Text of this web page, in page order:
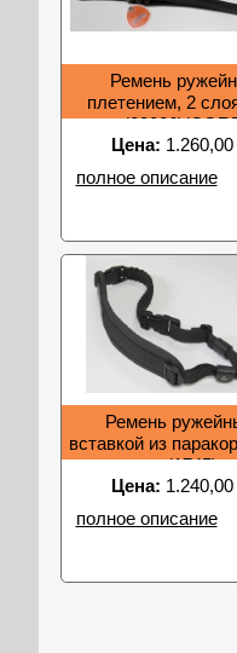
Ремень
плетением, 2
Цена:
полное описание
Ремень
вставкой из
(1745)
Цена:
полное описание